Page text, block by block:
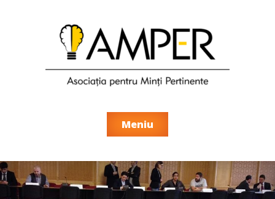
Meniu